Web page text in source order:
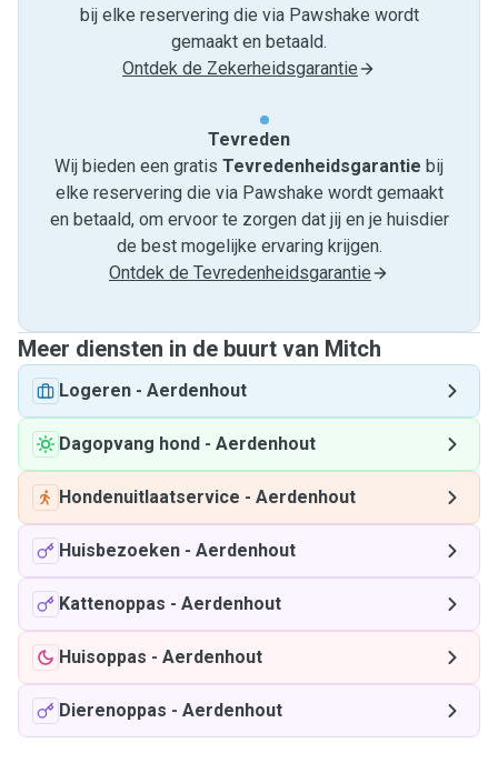
bij elke reservering die via Pawshake wordt
gemaakt en betaald.
Ontdek de Zekerheidsgarantie
Tevreden
Wij bieden een gratis Tevredenheids­garantie bij
elke reservering die via Pawshake wordt gemaakt
en betaald, om ervoor te zorgen dat jij en je huisdier
de best mogelijke ervaring krijgen.
Ontdek de Tevredenheidsgarantie
Meer diensten in de buurt van Mitch
Logeren - Aerdenhout
Dagopvang hond - Aerdenhout
Hondenuitlaatservice - Aerdenhout
Huisbezoeken - Aerdenhout
Kattenoppas - Aerdenhout
Huisoppas - Aerdenhout
Dierenoppas - Aerdenhout